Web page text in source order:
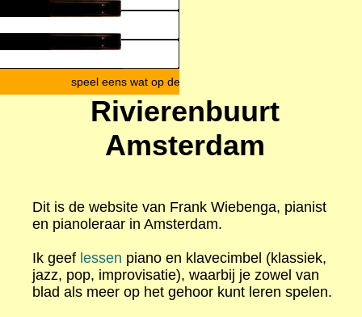
speel eens wat op deze toetsen
Rivierenbuurt
Amsterdam
Dit is de website van Frank Wiebenga, pianist
en pianoleraar in Amsterdam.
Ik geef lessen piano en klavecimbel (klassiek,
jazz, pop, improvisatie), waarbij je zowel van
blad als meer op het gehoor kunt leren spelen.